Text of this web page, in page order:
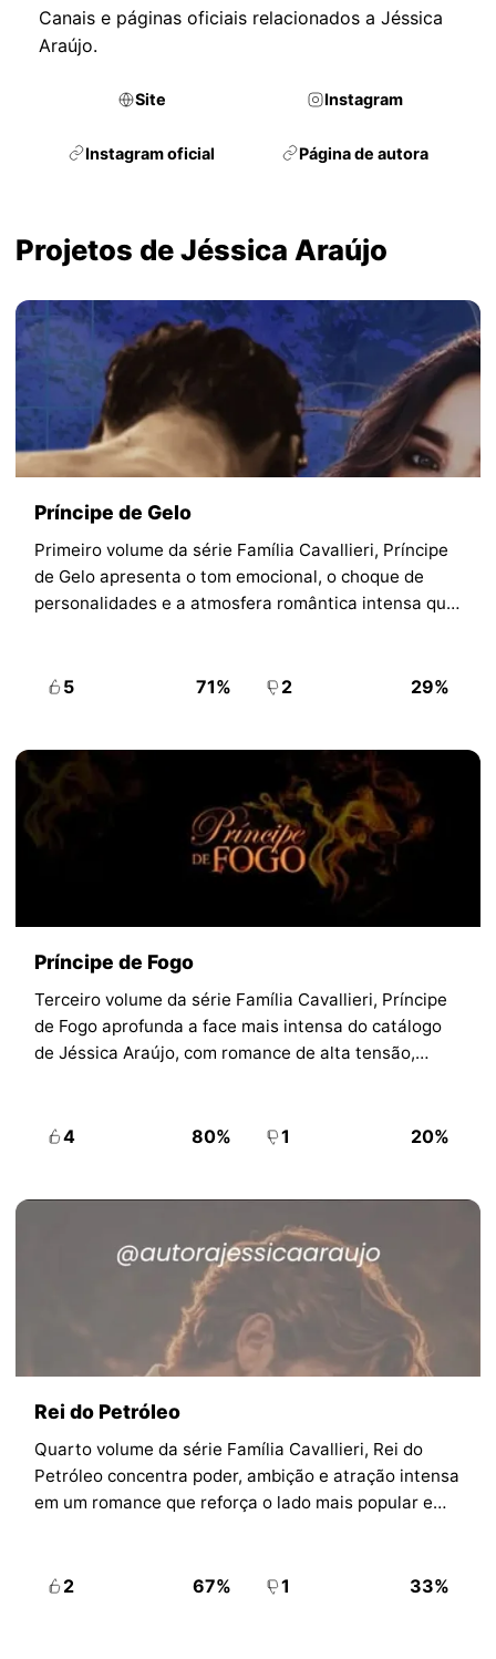
Canais e páginas oficiais relacionados a Jéssica
Araújo.
Site Instagram
Instagram oficial Página de autora
Projetos de Jéssica Araújo
Príncipe de Gelo
Primeiro volume da série Família Cavallieri, Príncipe
de Gelo apresenta o tom emocional, o choque de
personalidades e a atmosfera romântica intensa que
5 71% 2 29%
Príncipe de Fogo
Terceiro volume da série Família Cavallieri, Príncipe
de Fogo aprofunda a face mais intensa do catálogo
de Jéssica Araújo, com romance de alta tensão,
4 80% 1 20%
Rei do Petróleo
Quarto volume da série Família Cavallieri, Rei do
Petróleo concentra poder, ambição e atração intensa
em um romance que reforça o lado mais popular e
2 67% 1 33%